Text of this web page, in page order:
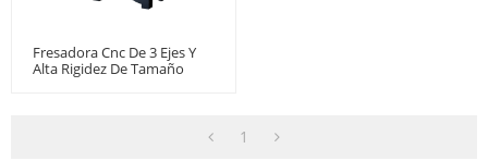
Fresadora Cnc De 3 Ejes Y
Alta Rigidez De Tamaño
1